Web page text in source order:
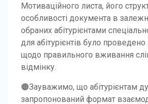
Мотиваційного листа, його
особливості документа в
обраних абітурієнтами
для абітурієнтів було проведено
щодо правильного вживання
відмінку.
🟠Зауважимо, що абітурієнтам
запропонований формат